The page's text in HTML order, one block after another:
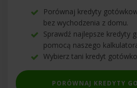
Porównaj kredyty
bez wychodzenia z domu.
Sprawdź najlepsze kredyty
pomocą naszego
Wybierz tani kredyt
PORÓWNAJ KREDYTY